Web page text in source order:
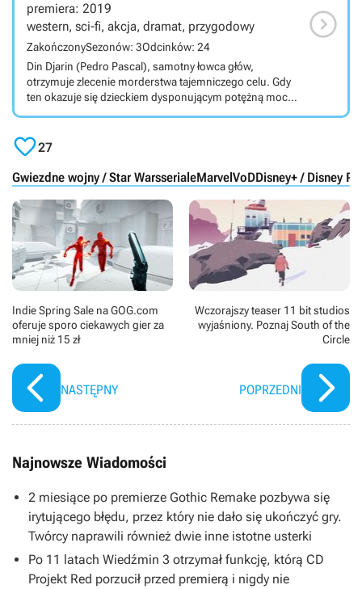
Agencję Ochrony Chronostruktury, organizację stojącą
na straży linii czasowych multiwersum. Pod groźbą
wymazania jego istnienia, Loki zostaje zmuszony do
zapolowania na inną wersję samego siebie, której
działania zagrażają stabilności linii czasowej. W serialu
zagrali m.in. Tom Hiddleston (Loki), Owen Wilson
(Mobius M. Mobius), Gugu Mbatha-Raw (Ravonna
premiera: 2019
western, sci-fi, akcja, dramat, przygodowy
ZakończonySezonów: 3Odcinków: 24
Din Djarin (Pedro Pascal), samotny łowca głów,
otrzymuje zlecenie morderstwa tajemniczego celu. Gdy
ten okazuje się dzieckiem dysponującym potężną mocą,
Gwiezdnych wojen oraz w konwencji kosmicznego
westernu.

27
Gwiezdne wojny / Star WarsserialeMarvelVoDDisney+ / Disney
Indie Spring Sale na GOG.com
oferuje sporo ciekawych gier za
mniej niż 15 zł
NASTĘPNY
Wczorajszy teaser 11 bit studios
wyjaśniony. Poznaj South of the
Circle
POPRZEDNI
Najnowsze Wiadomości
2 miesiące po premierze Gothic Remake pozbywa się
irytującego błędu, przez który nie dało się ukończyć gry.
Twórcy naprawili również dwie inne istotne usterki
Po 11 latach Wiedźmin 3 otrzymał funkcję, którą CD
Projekt Red porzucił przed premierą i nigdy nie